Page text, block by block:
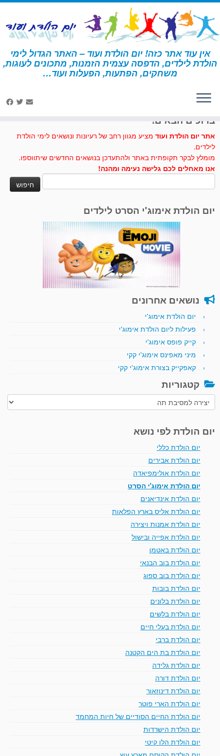
דלג
לתוכן
אין עוד אתר כזה! יום הולדת ועוד – האתר הגדול לימי
הולדת לילדים, הדפסה עצמית הזמנות, מתכונים לעוגות,
משחקים, הפתעות, הפעלות ועוד… דף הבית » מסיבת תה » יצירה למסיבת תה
ברוכים הבאים!
אתר יום הולדת ועוד מציע מגוון רחב של רעיונות ונושאים לימי הולדת
לילדים.
מומלץ לבקר תקופתית באתר ולהתעדכן בנושאים החדשים שיתווספו.
אנו מאחלים לכם גלישה נעימה ומהנה!
יום הולדת אימוג'י הסרט לילדים
נושאים אחרונים
יום הולדת אימוג'י
פעילות ליום הולדת אימוג'י
קייק פופס אימוג'י
מיני מאפינס אימוג'י קקי
קאפקייק בצורת אימוג'י קקי
קטגוריות
קטגוריות
יום הולדת לפי נושא
יום הולדת כללי
יום הולדת אבירים
יום הולדת אולימפיאדה
יום הולדת אימוג'י הסרט
יום הולדת אינדיאנים
יום הולדת אליס בארץ הפלאות
יום הולדת אמנות ויצירה
יום הולדת אפייה ובישול
יום הולדת באטמן
יום הולדת בוב הבנאי
יום הולדת בוב ספוג
יום הולדת בובות
יום הולדת בלונים
יום הולדת בלשים
יום הולדת בעלי חיים
יום הולדת ברבי
יום הולדת בת הים הקטנה
יום הולדת גלידה
יום הולדת דורה
יום הולדת דינוזאור
יום הולדת הארי פוטר
יום הולדת החיים הסודיים של חיות המחמד
יום הולדת הישרדות
יום הולדת הלו קיטי